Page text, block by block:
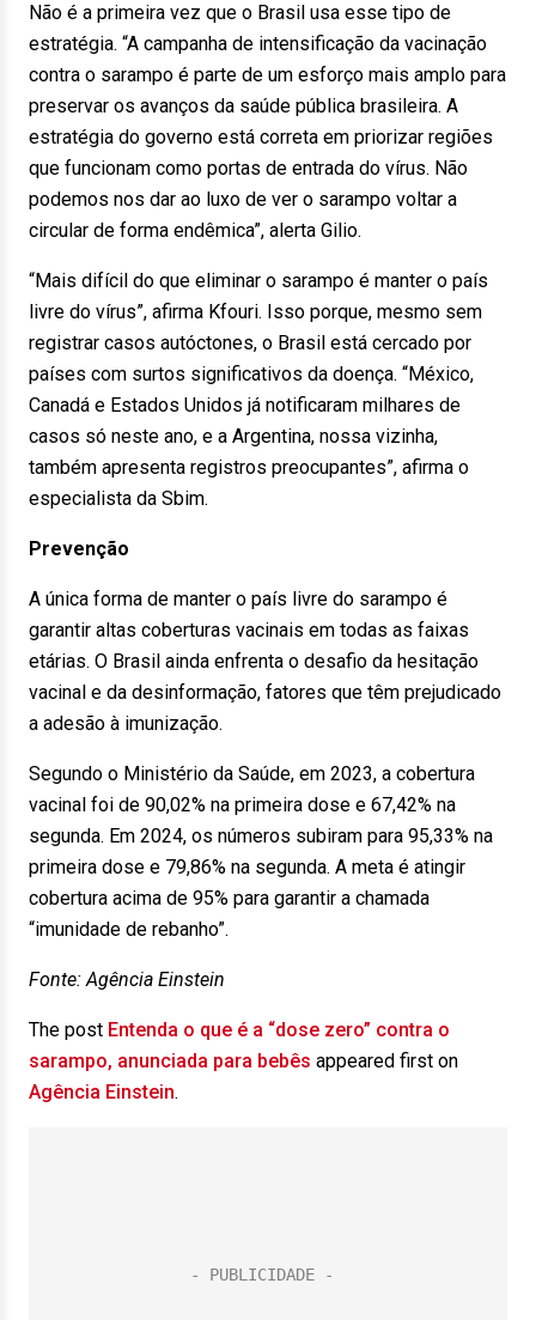
Não é a primeira vez que o Brasil usa esse tipo de
estratégia. “A campanha de intensificação da vacinação
contra o sarampo é parte de um esforço mais amplo para
preservar os avanços da saúde pública brasileira. A
estratégia do governo está correta em priorizar regiões
que funcionam como portas de entrada do vírus. Não
podemos nos dar ao luxo de ver o sarampo voltar a
circular de forma endêmica”, alerta Gilio.
“Mais difícil do que eliminar o sarampo é manter o país
livre do vírus”, afirma Kfouri. Isso porque, mesmo sem
registrar casos autóctones, o Brasil está cercado por
países com surtos significativos da doença. “México,
Canadá e Estados Unidos já notificaram milhares de
casos só neste ano, e a Argentina, nossa vizinha,
também apresenta registros preocupantes”, afirma o
especialista da Sbim.
Prevenção
A única forma de manter o país livre do sarampo é
garantir altas coberturas vacinais em todas as faixas
etárias. O Brasil ainda enfrenta o desafio da hesitação
vacinal e da desinformação, fatores que têm prejudicado
a adesão à imunização.
Segundo o Ministério da Saúde, em 2023, a cobertura
vacinal foi de 90,02% na primeira dose e 67,42% na
segunda. Em 2024, os números subiram para 95,33% na
primeira dose e 79,86% na segunda. A meta é atingir
cobertura acima de 95% para garantir a chamada
“imunidade de rebanho”.
Fonte: Agência Einstein
The post Entenda o que é a “dose zero” contra o
sarampo, anunciada para bebês appeared first on
Agência Einstein.